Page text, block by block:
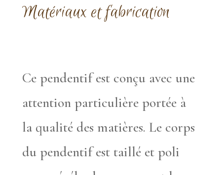
Matériaux et fabrication
Ce pendentif est conçu avec une
attention particulière portée à
la qualité des matières. Le corps
du pendentif est taillé et poli